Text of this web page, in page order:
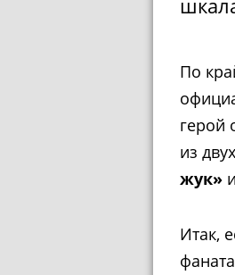
По
герой
из
жук» и
Итак,